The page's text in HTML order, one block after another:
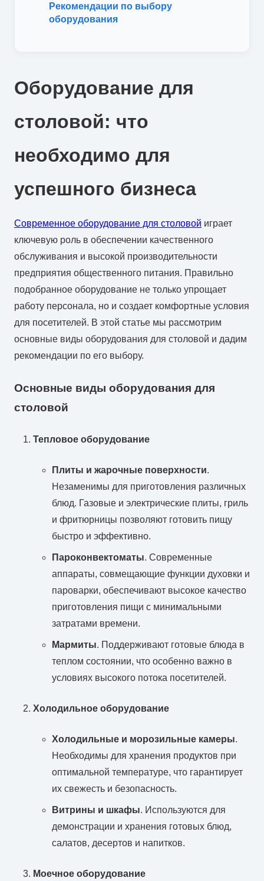
Рекомендации по выбору
оборудования
Оборудование для
столовой: что
необходимо для
успешного бизнеса
Современное оборудование для столовой играет
ключевую роль в обеспечении качественного
обслуживания и высокой производительности
предприятия общественного питания. Правильно
подобранное оборудование не только упрощает
работу персонала, но и создает комфортные условия
для посетителей. В этой статье мы рассмотрим
основные виды оборудования для столовой и дадим
рекомендации по его выбору.
Основные виды оборудования для
столовой
Тепловое оборудование
Плиты и жарочные поверхности.
Незаменимы для приготовления различных
блюд. Газовые и электрические плиты, гриль
и фритюрницы позволяют готовить пищу
быстро и эффективно.
Пароконвектоматы. Современные
аппараты, совмещающие функции духовки и
пароварки, обеспечивают высокое качество
приготовления пищи с минимальными
затратами времени.
Мармиты. Поддерживают готовые блюда в
теплом состоянии, что особенно важно в
условиях высокого потока посетителей.
Холодильное оборудование
Холодильные и морозильные камеры.
Необходимы для хранения продуктов при
оптимальной температуре, что гарантирует
их свежесть и безопасность.
Витрины и шкафы. Используются для
демонстрации и хранения готовых блюд,
салатов, десертов и напитков.
Моечное оборудование